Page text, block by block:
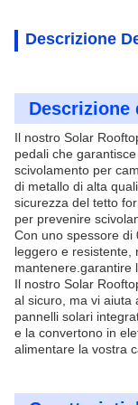
Descrizione
Descrizione
Il nostro Solar
pedali che
scivolamento per
di metallo di alta
sicurezza del tetto
per prevenire
Con uno spessore di
leggero e resistente,
mantenere.garantire
Il nostro Solar
al sicuro, ma vi aiuta
pannelli solari
e la convertono in
alimentare la vostra